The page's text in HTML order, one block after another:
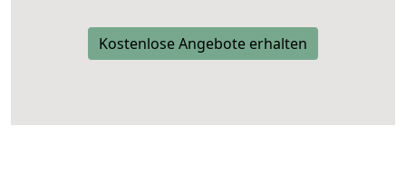
Kostenlose Angebote erhalten